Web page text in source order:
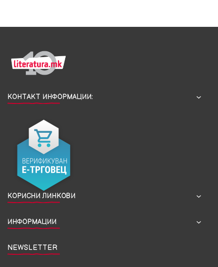
КОНТАКТ ИНФОРМАЦИИ:
КОРИСНИ ЛИНКОВИ
ИНФОРМАЦИИ
NEWSLETTER